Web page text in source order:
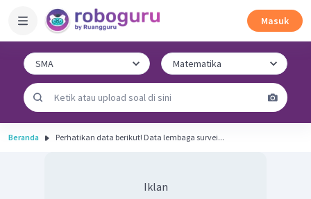
Masuk
Beranda Perhatikan data berikut! Data lembaga survei...
Iklan